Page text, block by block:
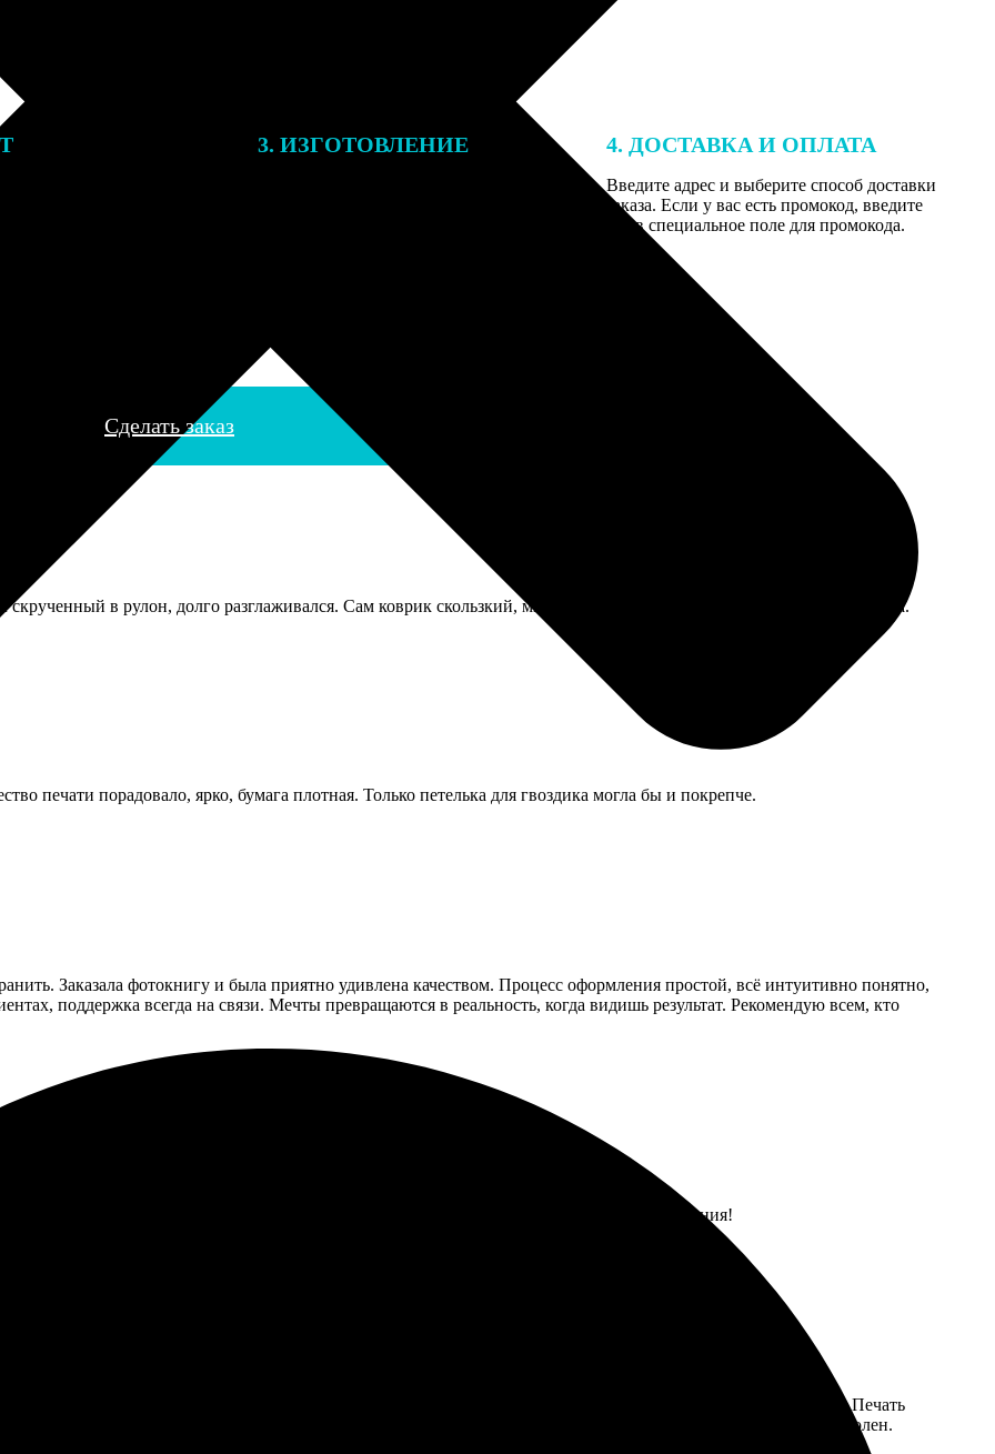
заказа к печати
могут связаться с Вами
3. ИЗГОТОВЛЕНИЕ 4. ДОСТАВКА И ОПЛАТА
Введите адрес и выберите способ доставки
заказа. Если у вас есть промокод, введите
его в специальное поле для промокода.
Сделать заказ
в рулон, долго разглаживался. Сам коврик скользкий, мышка бегает быстро, картинка не стирается пока.
печати порадовало, ярко, бумага плотная. Только петелька для гвоздика могла бы и покрепче.
Заказала фотокнигу и была приятно удивлена качеством. Процесс оформления простой, всё интуитивно понятно,
поддержка всегда на связи. Мечты превращаются в реальность, когда видишь результат. Рекомендую всем, кто
и красиво. Удобный сайт и простое оформление заказа. Результат превзошёл ожидания!
создания фотокниги проходит легко и понятно. Выбрал шаблон, загрузил фото, всё сделано интуитивно. Печать
была в срок, упаковка без повреждений. Неплохо бы добавить больше вариантов оформления, но в целом доволен.